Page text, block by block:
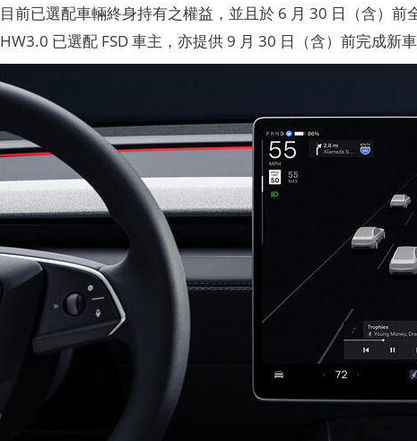
目前已選配車輛終身持有之權益，並且於 6 月 30 日（含）
HW3.0 已選配 FSD 車主，亦提供 9 月 30 日（含）前完成新